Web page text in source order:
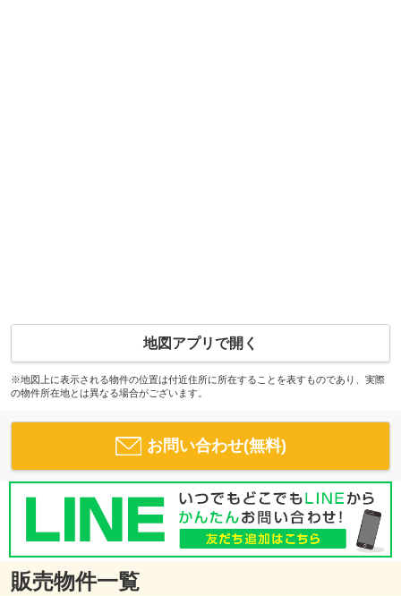
地図アプリで開く
※地図上に表示される物件の位置は付近住所に所在することを表すものであり、実際
の物件所在地とは異なる場合がございます。
お問い合わせ(無料)
販売物件一覧